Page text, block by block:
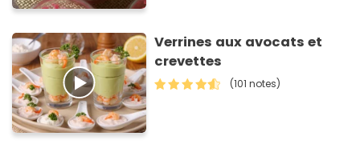
Verrines aux avocats et
crevettes
(101 notes)